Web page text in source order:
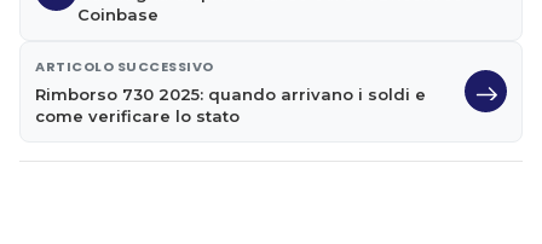
Coinbase
ARTICOLO SUCCESSIVO
Rimborso 730 2025: quando arrivano i soldi e
come verificare lo stato